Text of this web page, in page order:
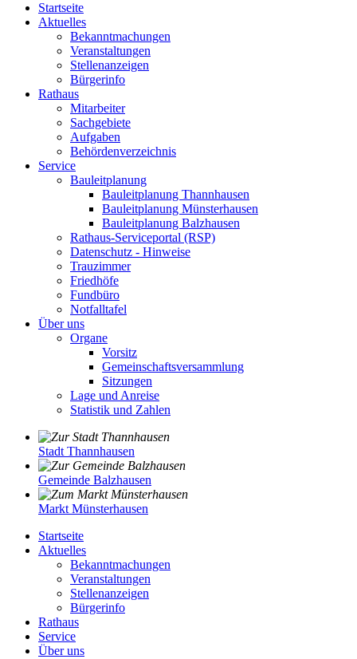
Startseite
Aktuelles
Bekanntmachungen
Veranstaltungen
Stellenanzeigen
Bürgerinfo
Rathaus
Mitarbeiter
Sachgebiete
Aufgaben
Behördenverzeichnis
Service
Bauleitplanung
Bauleitplanung Thannhausen
Bauleitplanung Münsterhausen
Bauleitplanung Balzhausen
Rathaus-Serviceportal (RSP)
Datenschutz - Hinweise
Trauzimmer
Friedhöfe
Fundbüro
Notfalltafel
Über uns
Organe
Vorsitz
Gemeinschaftsversammlung
Sitzungen
Lage und Anreise
Statistik und Zahlen
Stadt Thannhausen
Gemeinde Balzhausen
Markt Münsterhausen
Startseite
Aktuelles
Bekanntmachungen
Veranstaltungen
Stellenanzeigen
Bürgerinfo
Rathaus
Service
Über uns